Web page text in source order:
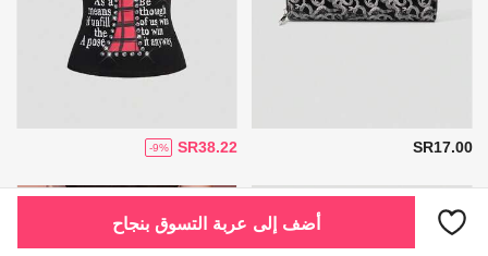
SR17.00
SR38.22
-9%
أضف إلى عربة التسوق بنجاح